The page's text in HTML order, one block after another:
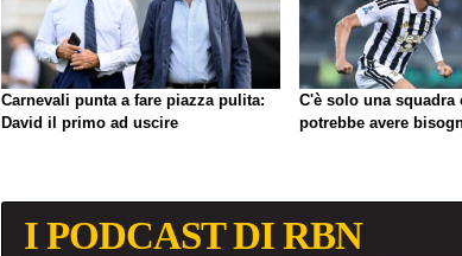
Carnevali punta a fare piazza pulita:
David il primo ad uscire
C'è solo una squadra
potrebbe avere
I PODCAST DI RBN